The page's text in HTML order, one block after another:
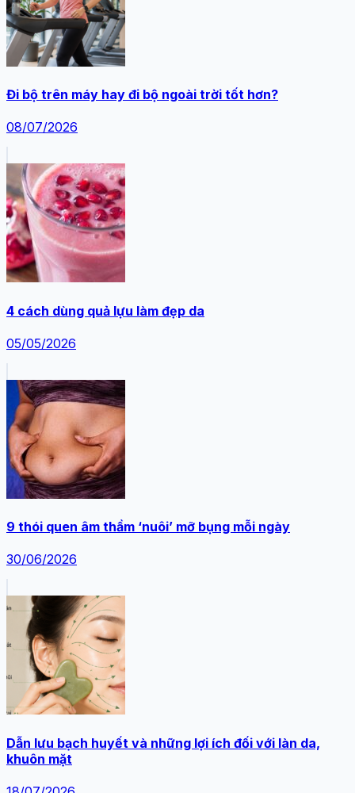
Đi bộ trên máy hay đi bộ ngoài trời tốt hơn?
08/07/2026
4 cách dùng quả lựu làm đẹp da
05/05/2026
9 thói quen âm thầm ‘nuôi’ mỡ bụng mỗi ngày
30/06/2026
Dẫn lưu bạch huyết và những lợi ích đối với làn da,
khuôn mặt